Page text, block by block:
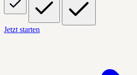
Jetzt starten